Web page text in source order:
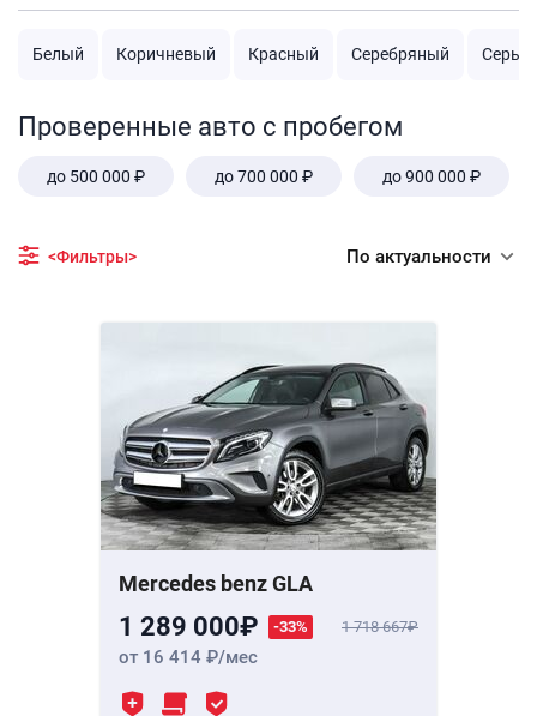
Белый Коричневый Красный Серебряный Серый
Проверенные авто с пробегом
до 500 000 ₽ до 700 000 ₽ до 900 000 ₽
<Фильтры> По актуальности
Mercedes benz GLA
1 289 000 -33% 1 718 667
от 16 414 /мес